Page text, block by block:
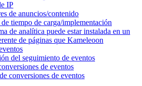
IP
de anuncios/contenido
tiempo de carga/implementación
de analítica puede estar instalada en un
de páginas que Kameleoon
del seguimiento de eventos
de eventos
conversiones de eventos